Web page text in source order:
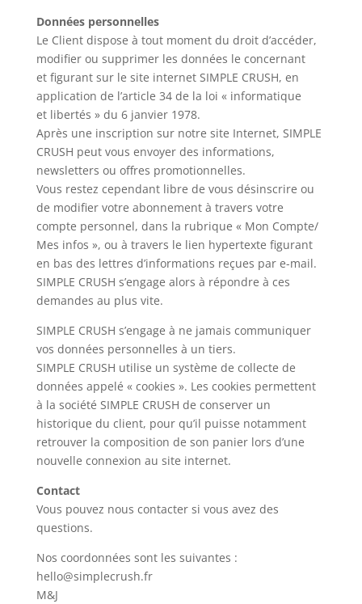
Données personnelles
Le Client dispose à tout moment du droit d’accéder,
modifier ou supprimer les données le concernant
et figurant sur le site internet SIMPLE CRUSH, en
application de l’article 34 de la loi « informatique
et libertés » du 6 janvier 1978.
Après une inscription sur notre site Internet, SIMPLE
CRUSH peut vous envoyer des informations,
newsletters ou offres promotionnelles.
Vous restez cependant libre de vous désinscrire ou
de modifier votre abonnement à travers votre
compte personnel, dans la rubrique « Mon Compte/
Mes infos », ou à travers le lien hypertexte figurant
en bas des lettres d’informations reçues par e-mail.
SIMPLE CRUSH s’engage alors à répondre à ces
demandes au plus vite.
SIMPLE CRUSH s’engage à ne jamais communiquer
vos données personnelles à un tiers.
SIMPLE CRUSH utilise un système de collecte de
données appelé « cookies ». Les cookies permettent
à la société SIMPLE CRUSH de conserver un
historique du client, pour qu’il puisse notamment
retrouver la composition de son panier lors d’une
nouvelle connexion au site internet.
Contact
Vous pouvez nous contacter si vous avez des
questions.
Nos coordonnées sont les suivantes :
hello@simplecrush.fr
M&J